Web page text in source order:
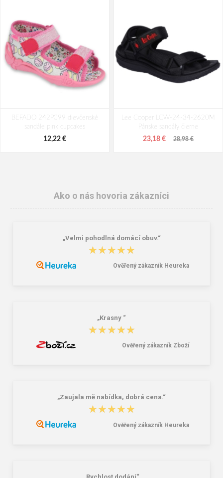
BEFADO 242P099 dievčenské
sandále pink cupcakes
12,22 €
Lee Cooper LCW-24-34-2620M
Pánske sandály čierne
23,18 € 28,98 €
Ako o nás hovoria zákazníci
„Velmi pohodlná domácí obuv.“
★★★★★
★★★★★
Ověřený zákazník Heureka
„Krasny “
★★★★★
★★★★★
Ověřený zákazník Zboží
„Zaujala mě nabídka, dobrá cena.“
★★★★★
★★★★★
Ověřený zákazník Heureka